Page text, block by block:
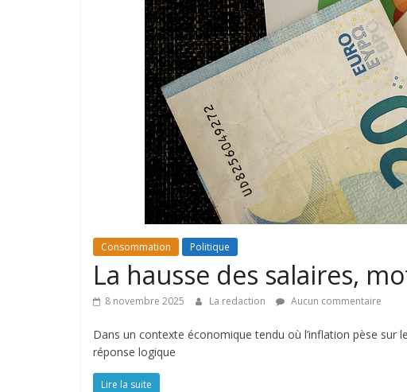
Consommation Politique
La hausse des salaires,
8 novembre 2025 La redaction Aucun commentaire
Dans un contexte économique tendu où l’inflation pèse sur
réponse logique
Lire la suite